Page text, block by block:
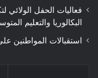
فعاليات الحفل الولائي
البكالوريا والتعليم
استقبالات المواطنين